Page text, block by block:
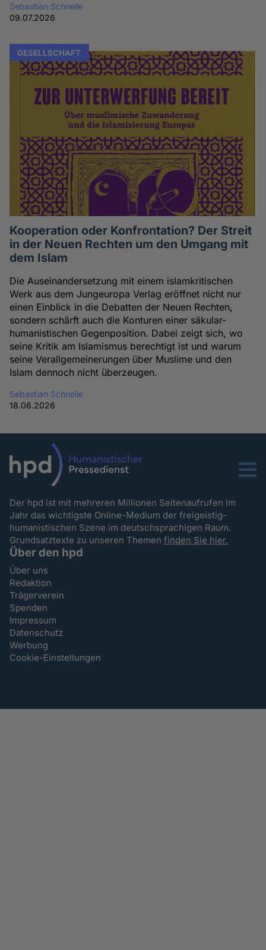
Sebastian Schnelle
09.07.2026
GESELLSCHAFT
Kooperation oder Konfrontation? Der Streit
in der Neuen Rechten um den Umgang mit
dem Islam
Die Auseinandersetzung mit einem islamkritischen
Werk aus dem Jungeuropa Verlag eröffnet nicht nur
einen Einblick in die Debatten der Neuen Rechten,
sondern schärft auch die Konturen einer säkular-
humanistischen Gegenposition. Dabei zeigt sich, wo
seine Kritik am Islamismus berechtigt ist und warum
seine Verallgemeinerungen über Muslime und den
Islam dennoch nicht überzeugen.
Sebastian Schnelle
18.06.2026
Menu
Der hpd ist mit mehreren Millionen Seitenaufrufen im
Jahr das wichtigste Online-Medium der freigeistig-
humanistischen Szene im deutschsprachigen Raum.
Grundsatztexte zu unseren Themenfinden Sie hier.
Über den hpd
Über uns
Redaktion
Trägerverein
Spenden
Impressum
Datenschutz
Werbung
Cookie-Einstellungen